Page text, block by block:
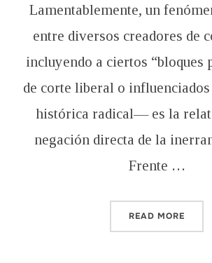
Lamentablemente, un
entre diversos creadores de
incluyendo a ciertos “bloques
de corte liberal o
histórica radical— es la
negación directa de la
Frente …
READ MORE